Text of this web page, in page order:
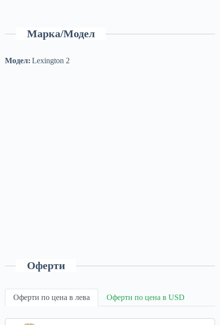
Марка/Модел
Модел: Lexington 2
Оферти
Оферти по цена в лева Оферти по цена в USD